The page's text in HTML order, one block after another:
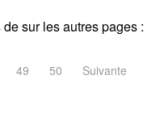
desur les autres pages :
49 50 Suivante